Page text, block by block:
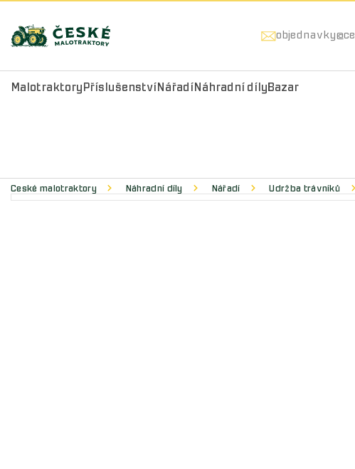
Malotraktory Příslušenství Nářadí Náhradní díly Bazar
České malotraktory Náhradní díly Nářadí Údržba trávníků